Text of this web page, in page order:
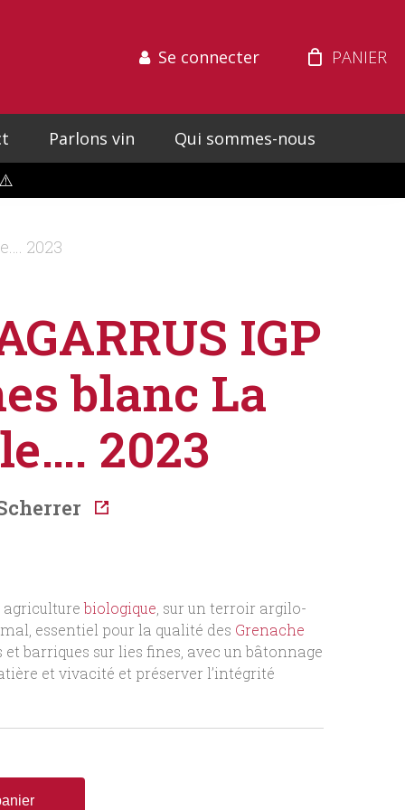
Se connecter
Parlons vin
Qui sommes-nous
2023
IGP
blanc La
2023
agriculturebiologique , sur un terroir argilo-
essentiel pour la qualité des Grenache
et barriques sur lies fines, avec un bâtonnage
et vivacité et préserver l’intégrité